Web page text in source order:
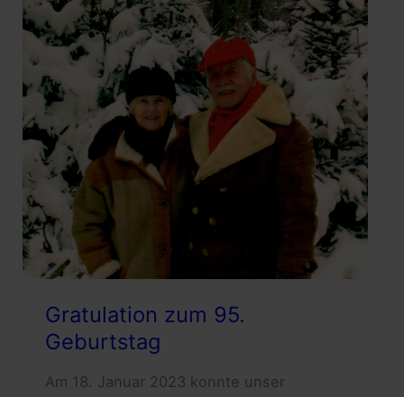
Gratulation zum 95.
Geburtstag
Am 18. Januar 2023 konnte unser